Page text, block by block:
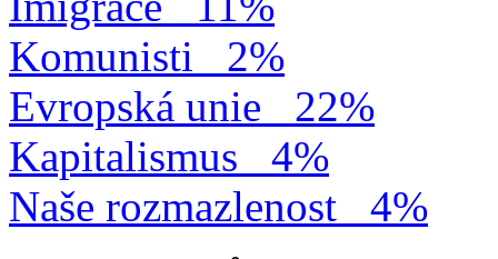
Komunisti
2%
Evropská unie
22%
Kapitalismus
4%
Naše rozmazlenost
4%